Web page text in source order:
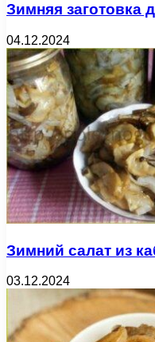
Зимняя заготовка
04.12.2024
Зимний салат из
03.12.2024